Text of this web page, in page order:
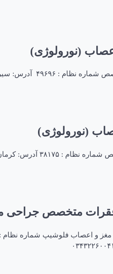
(نورولوژی)
– کوچه گلمحمدی – پلاک ۷۲‏
(نورولوژی)
واحد ۲ شماره تماس: ۰۳۴۳۲۴۷۲۶۴۲
متخصص جراحی